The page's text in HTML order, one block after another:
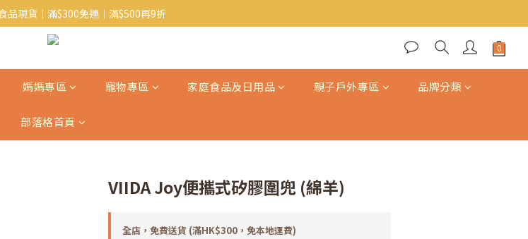
有機無麩質動物通粉 清貨平賣中!!
品現貨｜滿$300免運｜滿$500再9折
Baby J 有機蝴蝶麵熱賣中!
有機無麩質動物通粉 清貨平賣中!!
媽媽專區 寵物專區 家庭食品及日用品 親子戶外專區 品牌分類
部落格首頁
VIIDA Joy便攜式矽膠圍兜 (綿羊)
全店，免費送貨 (滿HK$300，免本地運費)
立即購買